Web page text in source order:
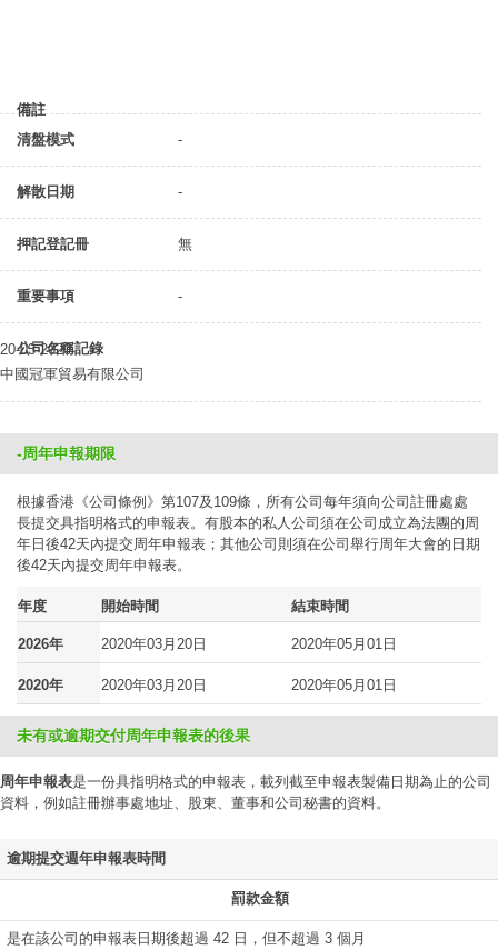
備註
清盤模式
-
解散日期 -
押記登記冊 無
重要事項 -
公司名稱記錄
20-03-2020
中國冠軍貿易有限公司
-周年申報期限
根據香港《公司條例》第107及109條，所有公司每年須向公司註冊處處
長提交具指明格式的申報表。有股本的私人公司須在公司成立為法團的周
年日後42天內提交周年申報表；其他公司則須在公司舉行周年大會的日期
後42天內提交周年申報表。
年度 開始時間 結束時間
2026年 2020年03月20日 2020年05月01日
2020年 2020年03月20日 2020年05月01日
未有或逾期交付周年申報表的後果
周年申報表是一份具指明格式的申報表，載列截至申報表製備日期為止的公司
資料，例如註冊辦事處地址、股東、董事和公司秘書的資料。
逾期提交週年申報表時間
罰款金額
是在該公司的申報表日期後超過 42 日，但不超過 3 個月